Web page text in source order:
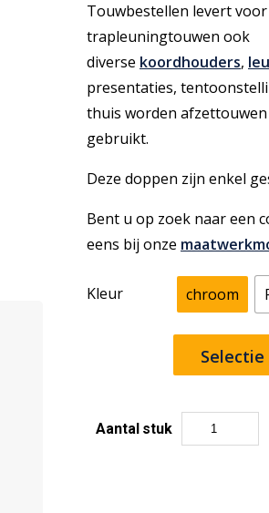
Touwbestellen levert
trapleuningtouwen ook
diverse koordhouders,
presentaties,
thuis worden
gebruikt.
Deze doppen zijn enkel
Bent u op zoek naar een
eens bij onze
Kleur chroom
Aantal stuk